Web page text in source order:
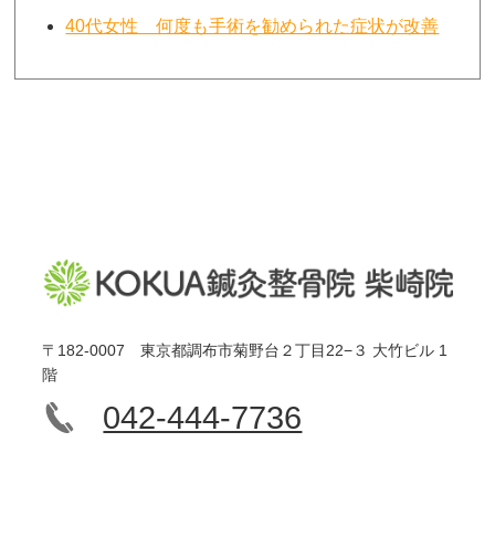
40代女性 何度も手術を勧められた症状が改善
〒182-0007 東京都調布市菊野台２丁目22−３ 大竹ビル 1
階
042-444-7736